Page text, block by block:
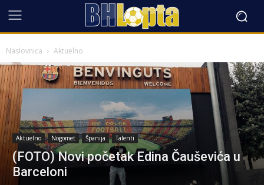
Naslovnica Aktuelno
Aktuelno Nogomet Španija Talenti
(FOTO) Novi početak Edina Čauševića u
Barceloni